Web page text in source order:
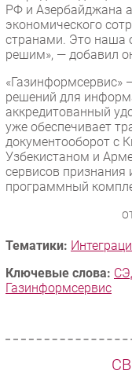
РФ и Азербайджана
экономического
странами. Это наша
решим», — добавил
«Газинформсервис»
решений для
аккредитованный
уже обеспечивает
документооборот с
Узбекистаном и
сервисов признания
программный
Тематики:
Ключевые слова:
Газинформсервис